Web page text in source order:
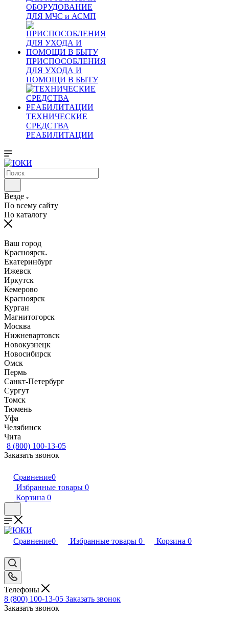
ОБОРУДОВАНИЕ
ДЛЯ МЧС и АСМП
ПРИСПОСОБЛЕНИЯ
ДЛЯ УХОДА И
ПОМОЩИ В БЫТУ
ТЕХНИЧЕСКИЕ
СРЕДСТВА
РЕАБИЛИТАЦИИ
Везде
По всему сайту
По каталогу
Ваш город
Красноярск
Екатеринбург
Ижевск
Иркутск
Кемерово
Красноярск
Курган
Магнитогорск
Москва
Нижневартовск
Новокузнецк
Новосибирск
Омск
Пермь
Санкт-Петербург
Сургут
Томск
Тюмень
Уфа
Челябинск
Чита
8 (800) 100-13-05
Заказать звонок
Сравнение0
Избранные товары 0
Корзина 0
Сравнение0 Избранные товары 0 Корзина 0
Телефоны
8 (800) 100-13-05 Заказать звонок
Заказать звонок